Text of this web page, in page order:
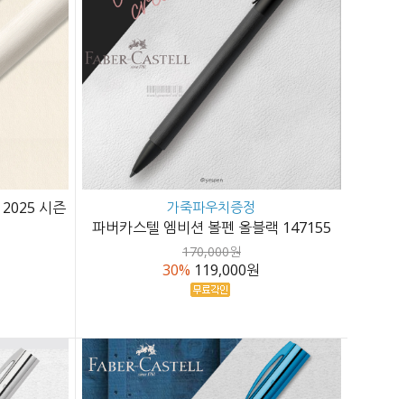
시즌
가죽파우치증정
파버카스텔 엠비션 볼펜 올블랙 147155
170,000원
30% 119,000원